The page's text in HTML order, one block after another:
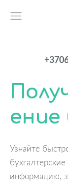
ение
Узнайте
информацию,